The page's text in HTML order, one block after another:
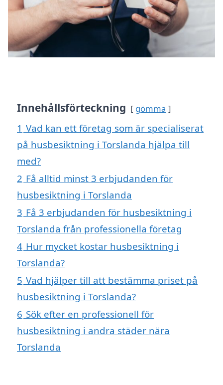
Innehållsförteckning gömma
1 Vad kan ett företag som är specialiserat
på husbesiktning i Torslanda hjälpa till
med?
2 Få alltid minst 3 erbjudanden för
husbesiktning i Torslanda
3 Få 3 erbjudanden för husbesiktning i
Torslanda från professionella företag
4 Hur mycket kostar husbesiktning i
Torslanda?
5 Vad hjälper till att bestämma priset på
husbesiktning i Torslanda?
6 Sök efter en professionell för
husbesiktning i andra städer nära
Torslanda